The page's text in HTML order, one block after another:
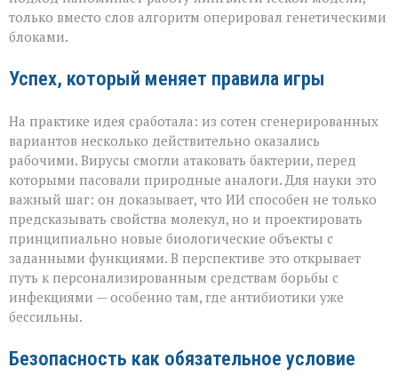
только вместо слов алгоритм оперировал генетическими
блоками.
Успех, который меняет правила игры
На практике идея сработала: из сотен сгенерированных
вариантов несколько действительно оказались
рабочими. Вирусы смогли атаковать бактерии, перед
которыми пасовали природные аналоги. Для науки это
важный шаг: он доказывает, что ИИ способен не только
предсказывать свойства молекул, но и проектировать
принципиально новые биологические объекты с
заданными функциями. В перспективе это открывает
путь к персонализированным средствам борьбы с
инфекциями — особенно там, где антибиотики уже
бессильны.
Безопасность как обязательное условие